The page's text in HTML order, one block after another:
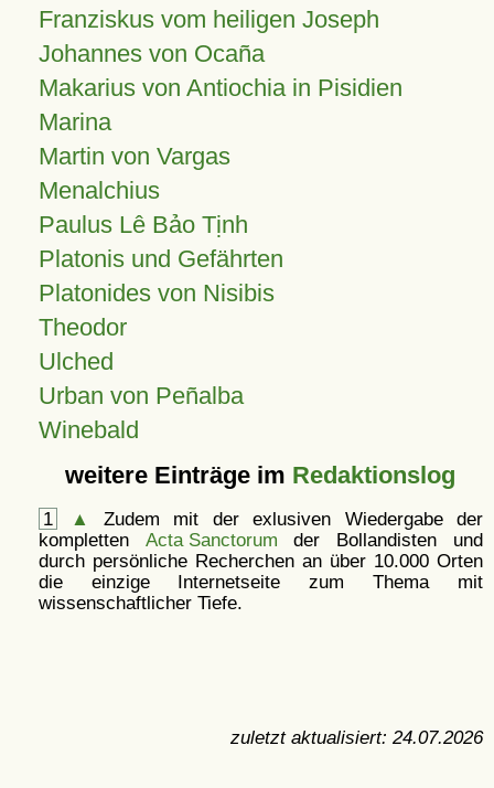
Franziskus vom heiligen Joseph
Johannes von Ocaña
Makarius von Antiochia in Pisidien
Marina
Martin von Vargas
Menalchius
Paulus Lê Bảo Tịnh
Platonis und Gefährten
Platonides von Nisibis
Theodor
Ulched
Urban von Peñalba
Winebald
weitere Einträge im Redaktionslog
1 ▲
Zudem mit der exlusiven Wiedergabe der
kompletten Acta Sanctorum der Bollandisten und
durch persönliche Recherchen an über 10.000 Orten
die einzige Internetseite zum Thema mit
wissenschaftlicher Tiefe.
zuletzt aktualisiert: 24.07.2026